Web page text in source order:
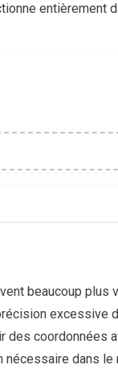
entièrement
beaucoup plus
excessive
des coordonnées
nécessaire dans le